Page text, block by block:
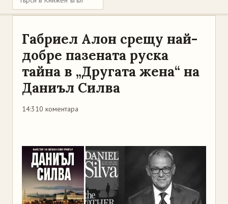
Габриел Алон срещу най-
добре пазената руска
тайна в „Другата жена“ на
Даниъл Силва
14:310 коментара